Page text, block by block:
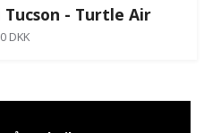
- Turtle Air
DKK